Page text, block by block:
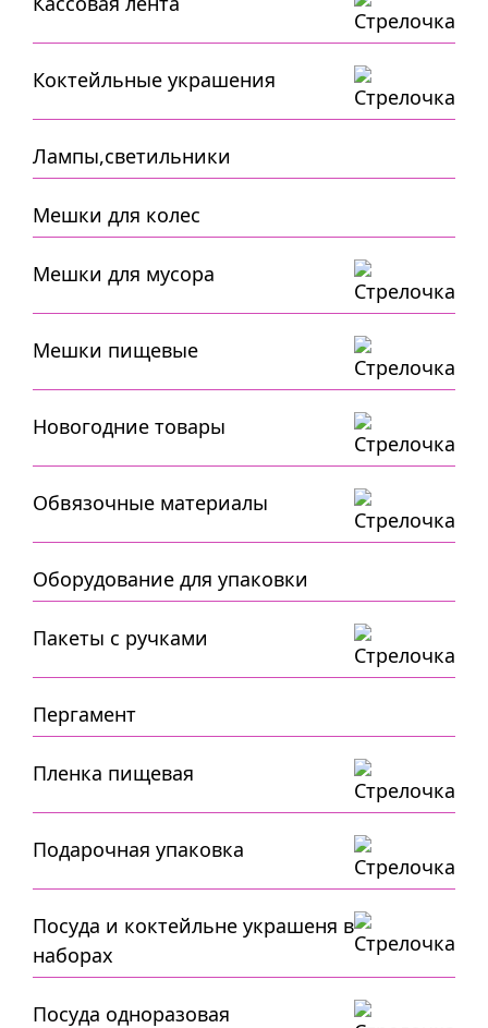
Коктейльные украшения
Лампы,светильники
Мешки для колес
Мешки для мусора
Мешки пищевые
Новогодние товары
Обвязочные материалы
Оборудование для упаковки
Пакеты с ручками
Пергамент
Пленка пищевая
Подарочная упаковка
Посуда и коктейльне украшеня в
наборах
Посуда одноразовая